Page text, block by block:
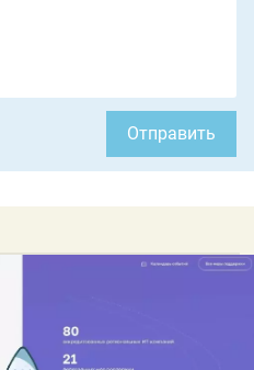
Отправить